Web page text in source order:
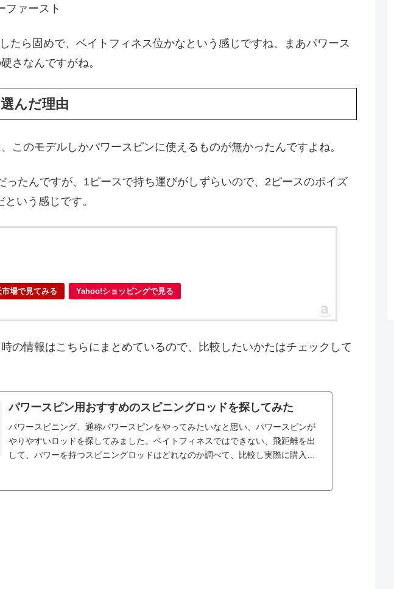
ファースト
たら固めで、ベイトフィネス位かなという感じですね、まあパワース
さなんですがね。
んだ理由
このモデルしかパワースピンに使えるものが無かったんですよね。
ったんですが、1ピースで持ち運びがしずらいので、2ピースのポイズ
いう感じです。
市場で見てみる Yahoo!ショッピングで見る
の情報はこちらにまとめているので、比較したいかたはチェックして
パワースピン用おすすめのスピニングロッドを探してみた
パワースピニング、通称パワースピンをやってみたいなと思い、パワースピンが
やりやすいロッドを探してみました。ベイトフィネスではできない、飛距離を出
して、パワーを持つスピニングロッドはどれなのか調べて、比較し実際に購入す